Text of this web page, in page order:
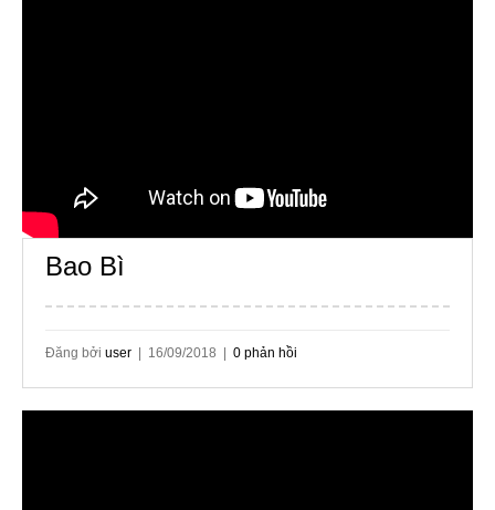
Bao Bì
Đăng bởi user | 16/09/2018 | 0 phản hồi